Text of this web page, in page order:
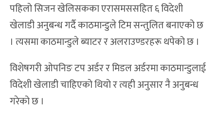
पहिलो सिजन खेलिसकका एरासमससहित ६ विदेशी
खेलाडी अनुबन्ध गर्दै काठमान्डुले टिम सन्तुलित बनाएको छ
। त्यसमा काठमान्डुले ब्याटर र अलराउण्डरहरू थपेको छ ।
विशेषगरी ओपनिङ टप अर्डर र मिडल अर्डरमा काठमान्डुलाई
विदेशी खेलाडी चाहिएको थियो र त्यही अनुसार नै अनुबन्ध
गरेको छ ।